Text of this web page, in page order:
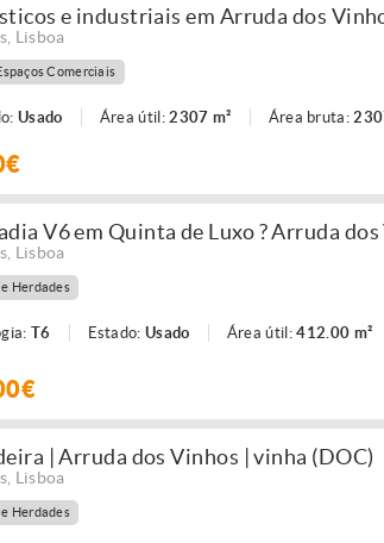
e industriais em Arruda dos
, Lisboa
Comerciais
Usado Área útil:2307 m² Área bruta:
V6 em Quinta de Luxo ? Arruda
, Lisboa
Herdades
T6 Estado:Usado Área útil:412.00 m²
| Arruda dos Vinhos | vinha (DOC)
, Lisboa
Herdades